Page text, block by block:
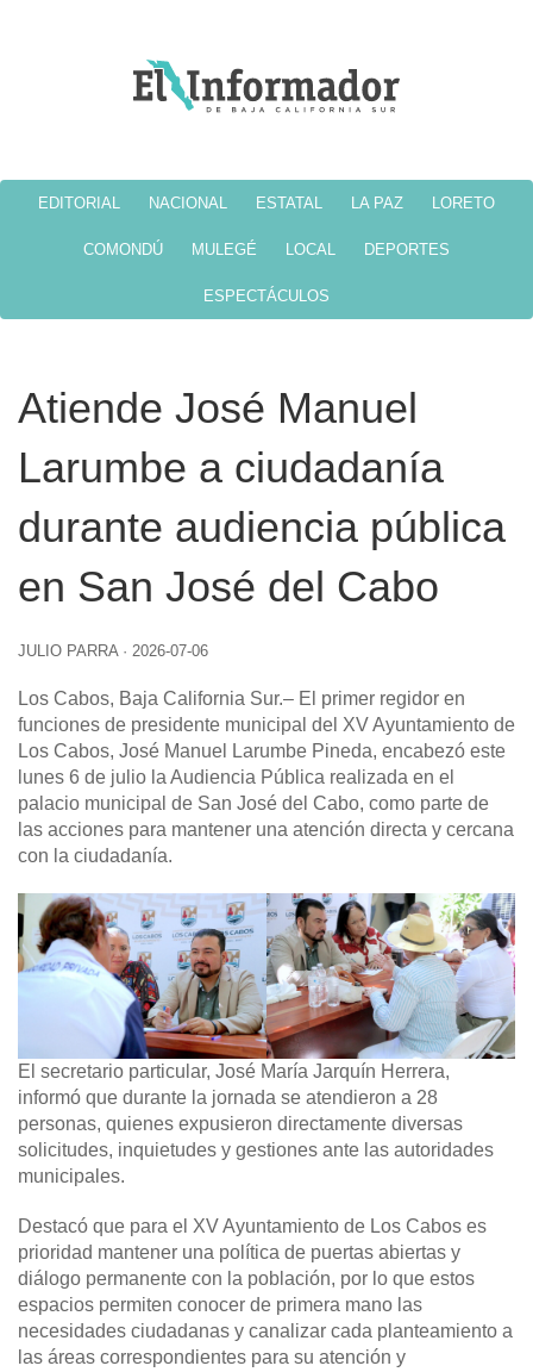
EDITORIAL NACIONAL ESTATAL LA PAZ LORETO
COMONDÚ MULEGÉ LOCAL DEPORTES
ESPECTÁCULOS
Atiende José Manuel
Larumbe a ciudadanía
durante audiencia pública
en San José del Cabo
JULIO PARRA · 2026-07-06
Los Cabos, Baja California Sur.– El primer regidor en
funciones de presidente municipal del XV Ayuntamiento de
Los Cabos, José Manuel Larumbe Pineda, encabezó este
lunes 6 de julio la Audiencia Pública realizada en el
palacio municipal de San José del Cabo, como parte de
las acciones para mantener una atención directa y cercana
con la ciudadanía.
El secretario particular, José María Jarquín Herrera,
informó que durante la jornada se atendieron a 28
personas, quienes expusieron directamente diversas
solicitudes, inquietudes y gestiones ante las autoridades
municipales.
Destacó que para el XV Ayuntamiento de Los Cabos es
prioridad mantener una política de puertas abiertas y
diálogo permanente con la población, por lo que estos
espacios permiten conocer de primera mano las
necesidades ciudadanas y canalizar cada planteamiento a
las áreas correspondientes para su atención y